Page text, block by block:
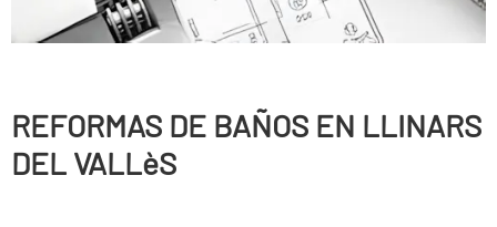
REFORMAS DE BAÑOS EN LLINARS
DEL VALLèS